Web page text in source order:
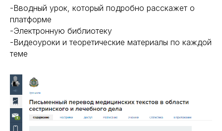
-Вводный урок, который подробно расскажет о
платформе
-Электронную библиотеку
-Видеоуроки и теоретические материалы по каждой
теме